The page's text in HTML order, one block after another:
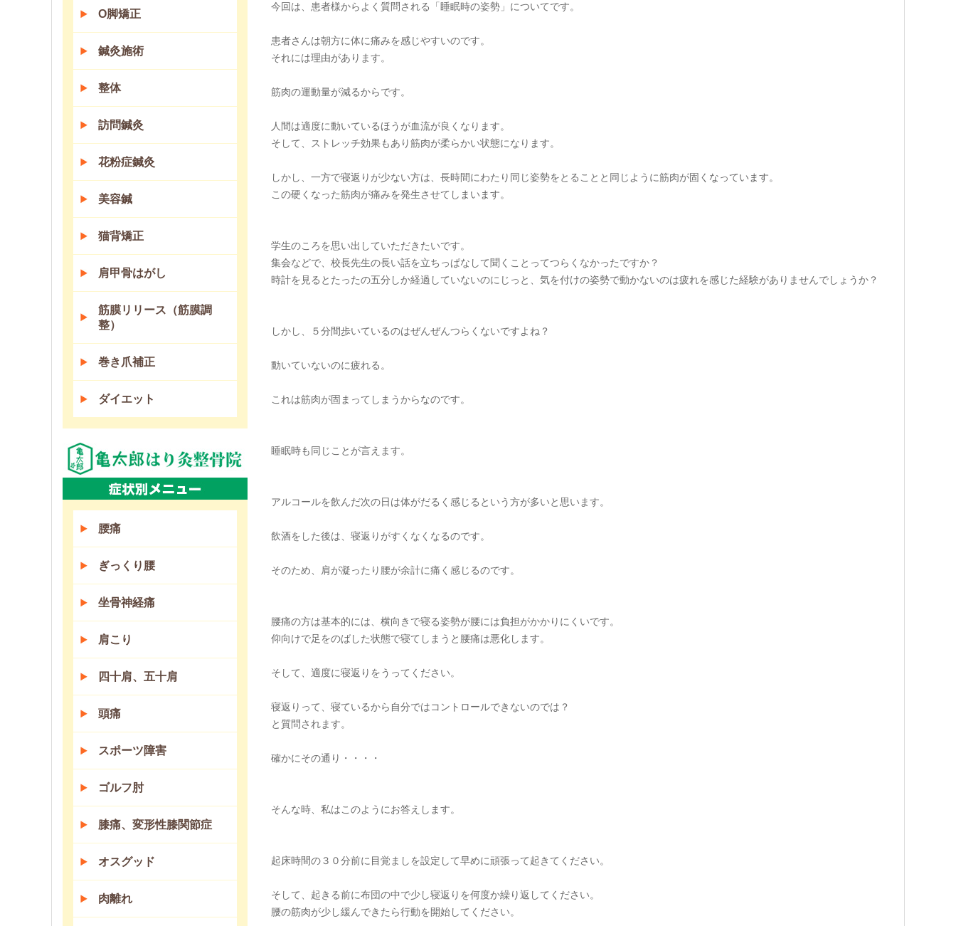
今回は、患者様からよく質問される「睡眠時の姿勢」についてです。
患者さんは朝方に体に痛みを感じやすいのです。
それには理由があります。
筋肉の運動量が減るからです。
人間は適度に動いているほうが血流が良くなります。
そして、ストレッチ効果もあり筋肉が柔らかい状態になります。
しかし、一方で寝返りが少ない方は、長時間にわたり同じ姿勢をとることと同じように筋肉が固くなっています。
この硬くなった筋肉が痛みを発生させてしまいます。
学生のころを思い出していただきたいです。
集会などで、校長先生の長い話を立ちっぱなして聞くことってつらくなかったですか？
時計を見るとたったの五分しか経過していないのにじっと、気を付けの姿勢で動かないのは疲れを感じた経験がありませんでしょうか？
しかし、５分間歩いているのはぜんぜんつらくないですよね？
動いていないのに疲れる。
これは筋肉が固まってしまうからなのです。
睡眠時も同じことが言えます。
アルコールを飲んだ次の日は体がだるく感じるという方が多いと思います。
飲酒をした後は、寝返りがすくなくなるのです。
そのため、肩が凝ったり腰が余計に痛く感じるのです。
腰痛の方は基本的には、横向きで寝る姿勢が腰には負担がかかりにくいです。
仰向けで足をのばした状態で寝てしまうと腰痛は悪化します。
そして、適度に寝返りをうってください。
寝返りって、寝ているから自分ではコントロールできないのでは？
と質問されます。
確かにその通り・・・・
そんな時、私はこのようにお答えします。
起床時間の３０分前に目覚ましを設定して早めに頑張って起きてください。
そして、起きる前に布団の中で少し寝返りを何度か繰り返してください。
腰の筋肉が少し緩んできたら行動を開始してください。
O脚矯正
鍼灸施術
整体
訪問鍼灸
花粉症鍼灸
美容鍼
猫背矯正
肩甲骨はがし
筋膜リリース（筋膜調
整）
巻き爪補正
ダイエット
腰痛
ぎっくり腰
坐骨神経痛
肩こり
四十肩、五十肩
頭痛
スポーツ障害
ゴルフ肘
膝痛、変形性膝関節症
オスグッド
肉離れ